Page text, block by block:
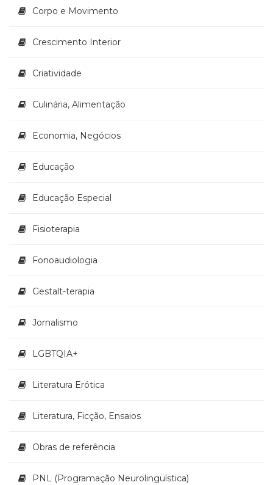
Televisão
africanos
Terapia
(21)
RH
Turismo
Vida
Corpo e Movimento
Crescimento Interior
Criatividade
Culinária, Alimentação
Economia, Negócios
Educação
Educação Especial
Fisioterapia
Fonoaudiologia
Gestalt-terapia
Jornalismo
LGBTQIA+
Literatura Erótica
Literatura, Ficção, Ensaios
Obras de referência
PNL (Programação Neurolingüística)